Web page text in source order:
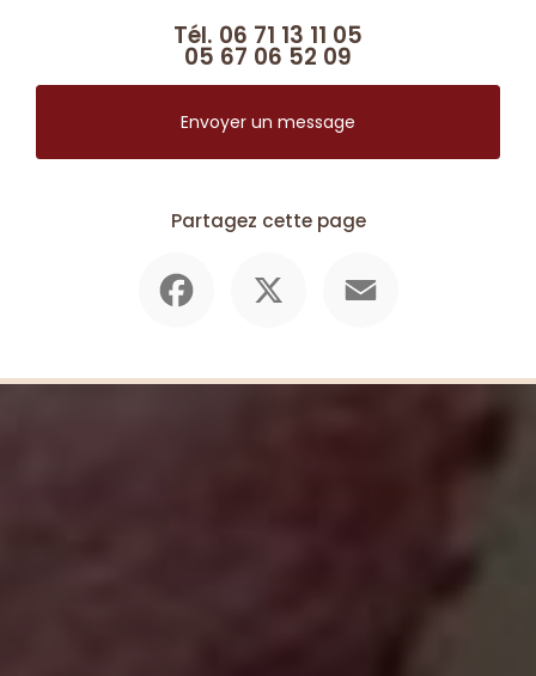
Tél. 06 71 13 11 05
05 67 06 52 09
Envoyer un message
Partagez cette page